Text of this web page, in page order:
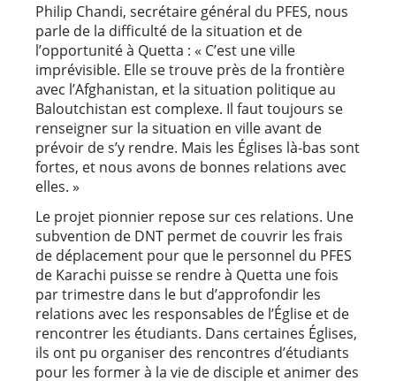
Philip Chandi, secrétaire général du PFES, nous
parle de la difficulté de la situation et de
l’opportunité à Quetta : « C’est une ville
imprévisible. Elle se trouve près de la frontière
avec l’Afghanistan, et la situation politique au
Baloutchistan est complexe. Il faut toujours se
renseigner sur la situation en ville avant de
prévoir de s’y rendre. Mais les Églises là-bas sont
fortes, et nous avons de bonnes relations avec
elles. »
Le projet pionnier repose sur ces relations. Une
subvention de DNT permet de couvrir les frais
de déplacement pour que le personnel du PFES
de Karachi puisse se rendre à Quetta une fois
par trimestre dans le but d’approfondir les
relations avec les responsables de l’Église et de
rencontrer les étudiants. Dans certaines Églises,
ils ont pu organiser des rencontres d’étudiants
pour les former à la vie de disciple et animer des